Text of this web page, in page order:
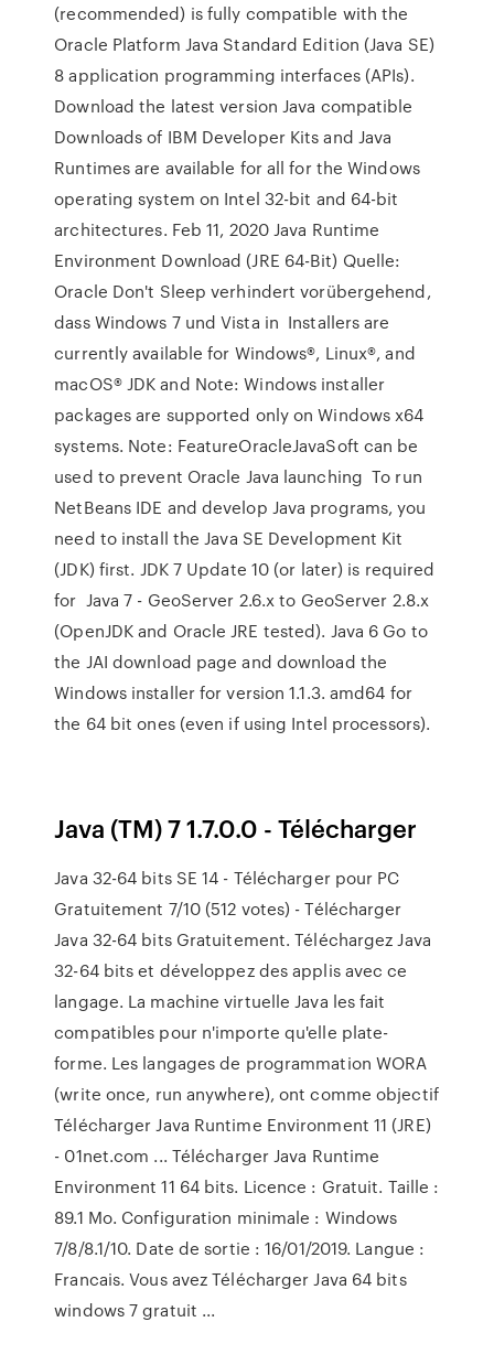
(recommended) is fully compatible with the
Oracle Platform Java Standard Edition (Java SE)
8 application programming interfaces (APIs).
Download the latest version Java compatible
Downloads of IBM Developer Kits and Java
Runtimes are available for all for the Windows
operating system on Intel 32-bit and 64-bit
architectures. Feb 11, 2020 Java Runtime
Environment Download (JRE 64-Bit) Quelle:
Oracle Don't Sleep verhindert vorübergehend,
dass Windows 7 und Vista in Installers are
currently available for Windows®, Linux®, and
macOS® JDK and Note: Windows installer
packages are supported only on Windows x64
systems. Note: FeatureOracleJavaSoft can be
used to prevent Oracle Java launching To run
NetBeans IDE and develop Java programs, you
need to install the Java SE Development Kit
(JDK) first. JDK 7 Update 10 (or later) is required
for Java 7 - GeoServer 2.6.x to GeoServer 2.8.x
(OpenJDK and Oracle JRE tested). Java 6 Go to
the JAI download page and download the
Windows installer for version 1.1.3. amd64 for
the 64 bit ones (even if using Intel processors).
Java (TM) 7 1.7.0.0 - Télécharger
Java 32-64 bits SE 14 - Télécharger pour PC
Gratuitement 7/10 (512 votes) - Télécharger
Java 32-64 bits Gratuitement. Téléchargez Java
32-64 bits et développez des applis avec ce
langage. La machine virtuelle Java les fait
compatibles pour n'importe qu'elle plate-
forme. Les langages de programmation WORA
(write once, run anywhere), ont comme objectif
Télécharger Java Runtime Environment 11 (JRE)
- 01net.com ... Télécharger Java Runtime
Environment 11 64 bits. Licence : Gratuit. Taille :
89.1 Mo. Configuration minimale : Windows
7/8/8.1/10. Date de sortie : 16/01/2019. Langue :
Francais. Vous avez Télécharger Java 64 bits
windows 7 gratuit ...